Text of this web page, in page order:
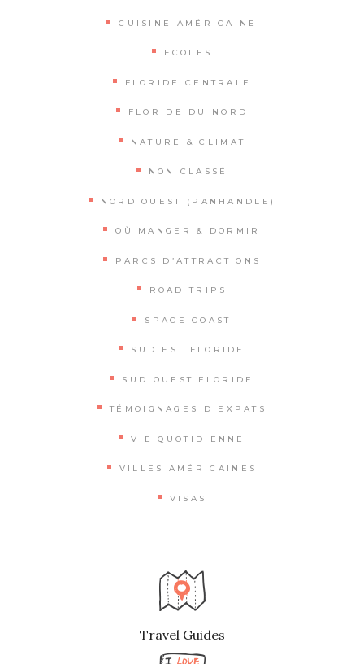
CUISINE AMÉRICAINE
ECOLES
FLORIDE CENTRALE
FLORIDE DU NORD
NATURE & CLIMAT
NON CLASSÉ
NORD OUEST (PANHANDLE)
OÙ MANGER & DORMIR
PARCS D’ATTRACTIONS
ROAD TRIPS
SPACE COAST
SUD EST FLORIDE
SUD OUEST FLORIDE
TÉMOIGNAGES D'EXPATS
VIE QUOTIDIENNE
VILLES AMÉRICAINES
VISAS
Travel Guides